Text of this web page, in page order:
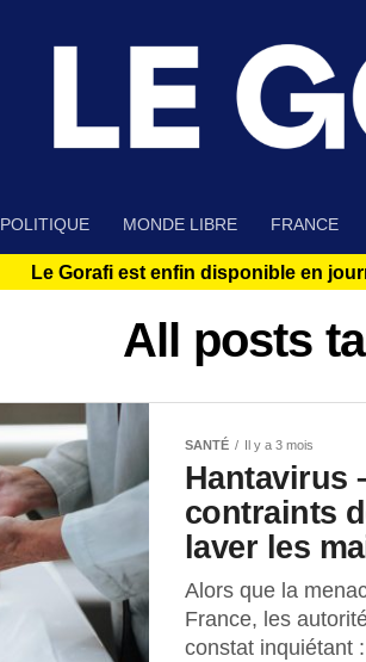
POLITIQUE MONDE LIBRE FRANCE
Le Gorafi est enfin disponible en
All posts
SANTÉ Il y a 3 mois
Hantavirus
contraints
laver les
Alors que la
France, les
constat inquiétant